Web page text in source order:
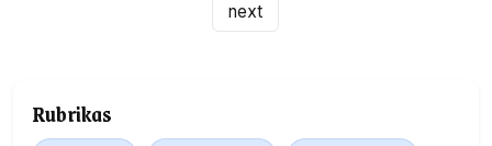
next
Rubrikas